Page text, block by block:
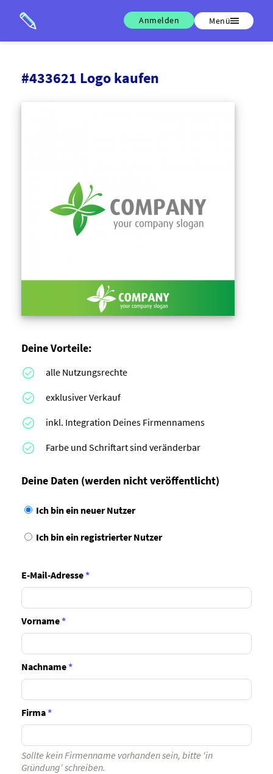
Anmelden Menü
#433621 Logo kaufen
Deine Vorteile:
alle Nutzungsrechte
exklusiver Verkauf
inkl. Integration Deines Firmennamens
Farbe und Schriftart sind veränderbar
Deine Daten (werden nicht veröffentlicht)
Ich bin ein neuer Nutzer
Ich bin ein registrierter Nutzer
E-Mail-Adresse*
Vorname*
Nachname*
Firma*
Sollte kein Firmenname vorhanden sein, bitte 'in
Gründung' schreiben.